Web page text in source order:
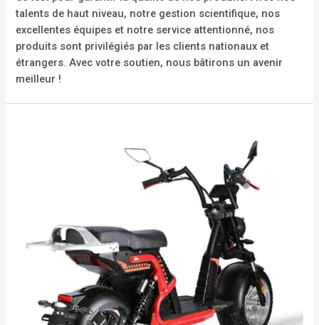
talents de haut niveau, notre gestion scientifique, nos
excellentes équipes et notre service attentionné, nos
produits sont privilégiés par les clients nationaux et
étrangers. Avec votre soutien, nous bâtirons un avenir
meilleur !